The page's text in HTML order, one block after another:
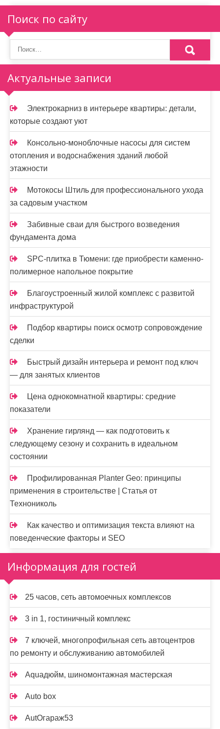
п
о
з
а
п
и
с
я
м
Поиск по сайту
Актуальные записи
Электрокарниз в интерьере квартиры: детали,
которые создают уют
Консольно-моноблочные насосы для систем
отопления и водоснабжения зданий любой
этажности
Мотокосы Штиль для профессионального ухода
за садовым участком
Забивные сваи для быстрого возведения
фундамента дома
SPC-плитка в Тюмени: где приобрести каменно-
полимерное напольное покрытие
Благоустроенный жилой комплекс с развитой
инфраструктурой
Подбор квартиры поиск осмотр сопровождение
сделки
Быстрый дизайн интерьера и ремонт под ключ
— для занятых клиентов
Цена однокомнатной квартиры: средние
показатели
Хранение гирлянд — как подготовить к
следующему сезону и сохранить в идеальном
состоянии
Профилированная Planter Geo: принципы
применения в строительстве | Статья от
Технониколь
Как качество и оптимизация текста влияют на
поведенческие факторы и SEO
Информация для гостей
25 часов, сеть автомоечных комплексов
3 in 1, гостиничный комплекс
7 ключей, многопрофильная сеть автоцентров
по ремонту и обслуживанию автомобилей
Aquaдюйм, шиномонтажная мастерская
Auto box
AutOгараж53